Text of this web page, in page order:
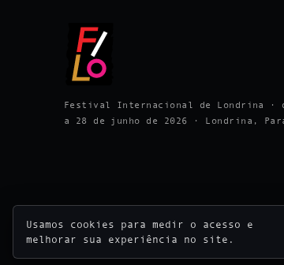
Festival Internacional de Londrina ·
a 28 de junho de 2026 · Londrina,
© 2026 Festival Internacional de
Usamos cookies para medir o acesso e
melhorar sua experiência no site.